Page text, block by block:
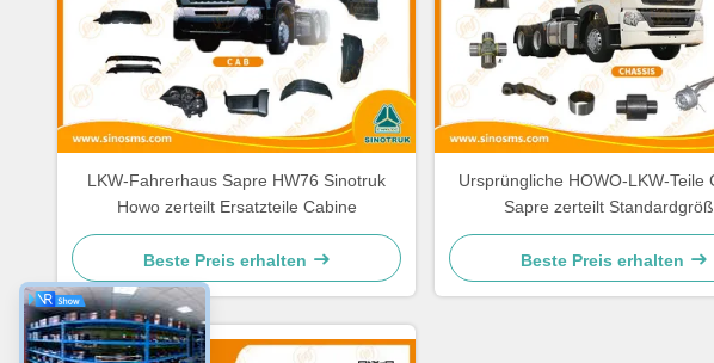
LKW-Fahrerhaus Sapre HW76 Sinotruk
Howo zerteilt Ersatzteile Cabine
Beste Preis erhalten
Ursprüngliche HOWO-LKW-Teile
Sapre zerteilt
Beste Preis erhalten